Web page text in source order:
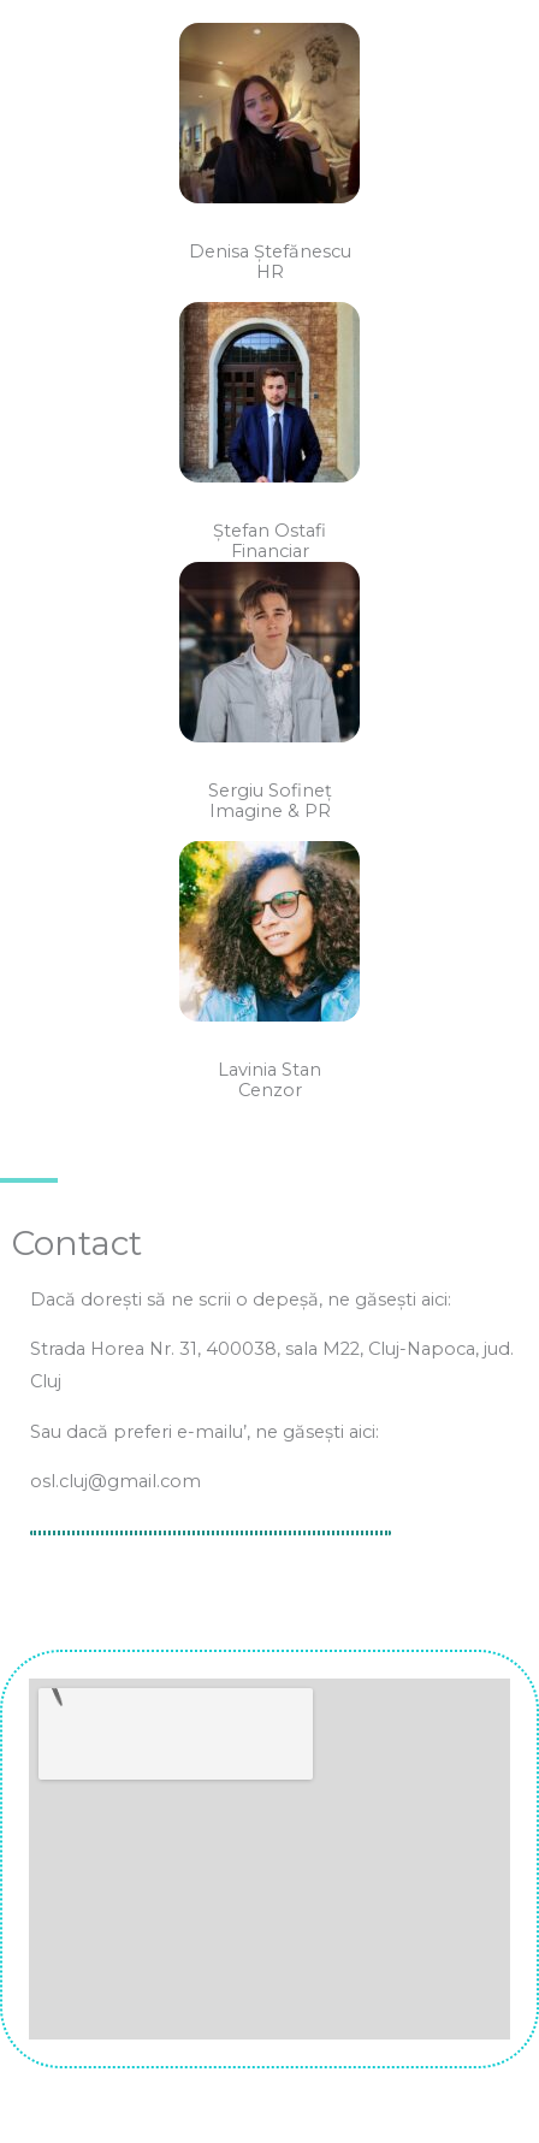
Denisa Ștefănescu
HR
Ștefan Ostafi
Financiar
Sergiu Sofineț
Imagine & PR
Lavinia Stan
Cenzor
Contact
Dacă dorești să ne scrii o depeșă, ne găsești aici:
Strada Horea Nr. 31, 400038, sala M22, Cluj-Napoca, jud.
Cluj
Sau dacă preferi e-mailu’, ne găsești aici:
osl.cluj@gmail.com